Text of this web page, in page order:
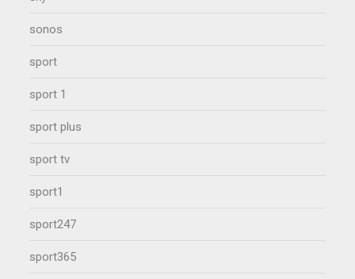
sonos
sport
sport 1
sport plus
sport tv
sport1
sport247
sport365